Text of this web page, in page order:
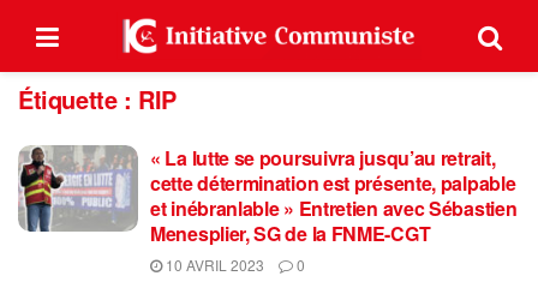
Étiquette : RIP
« La lutte se poursuivra jusqu’au retrait,
cette détermination est présente, palpable
et inébranlable » Entretien avec Sébastien
Menesplier, SG de la FNME-CGT
10 AVRIL 2023 0